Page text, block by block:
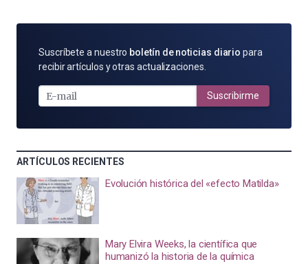
SUSCRÍBETE
POR
MAIL
Suscríbete a nuestro boletín de noticias diario para
recibir artículos y otras actualizaciones.
Suscribirme
ARTÍCULOS RECIENTES
Evolución histórica del «efecto Matilda»
Mary Elvira Weeks, la científica que
humanizó la historia de la química